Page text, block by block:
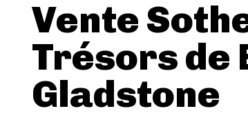
Vente
Trésors de
Gladstone